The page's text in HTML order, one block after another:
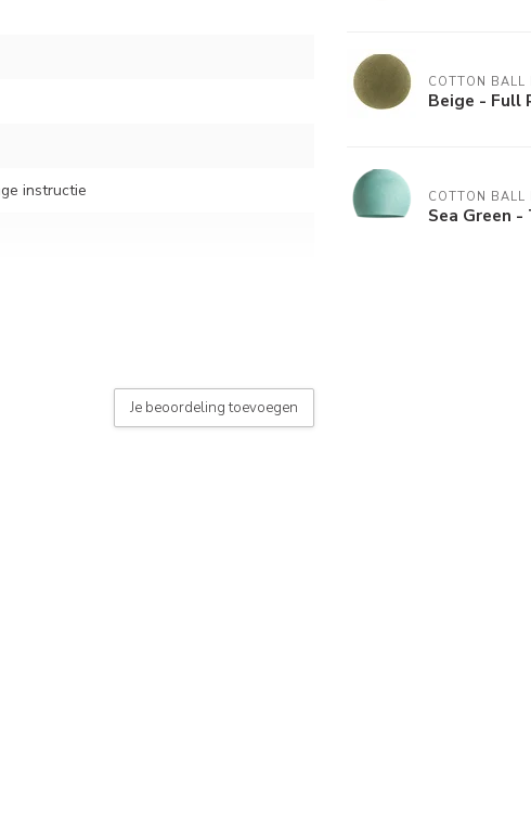
instructie
Je beoordeling toevoegen
COTTON BALL
Beige - Full
COTTON BALL
Sea Green